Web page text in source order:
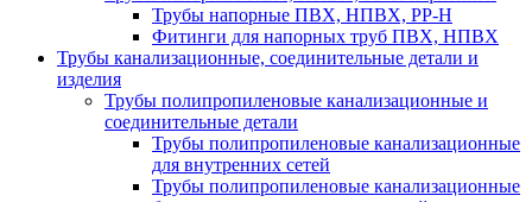
Трубы напорные ПВХ, НПВХ, PP-H
Фитинги для напорных труб ПВХ, НПВХ
Трубы канализационные, соединительные детали и
изделия
Трубы полипропиленовые канализационные и
соединительные детали
Трубы полипропиленовые канализационные
для внутренних сетей
Трубы полипропиленовые канализационные